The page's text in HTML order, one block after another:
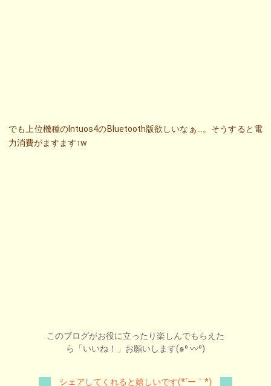
でも上位機種のIntuos4のBluetooth版欲しいなぁ…。そうすると電
力消費がますます↑w
このブログがお役に立ったり楽しんでもらえた
ら「いいね！」お願いします(๑⁰ 〰⁰)
シェアしてくれると嬉しいです(*´ー｀*)